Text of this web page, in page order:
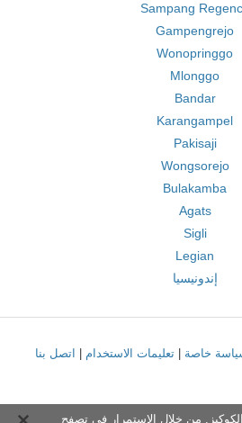
Sampang
Gampengrejo
Wonopringgo
Mlonggo
Bandar
Karangampel
Pakisaji
Wongsorejo
Bulakamba
Agats
Sigli
Legian
إندونيسيا
خاصة تعليمات الاستخدام اتصل بنا
من خلال الاستمرار في تصفح